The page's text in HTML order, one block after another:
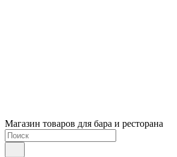
Магазин товаров для бара и ресторана